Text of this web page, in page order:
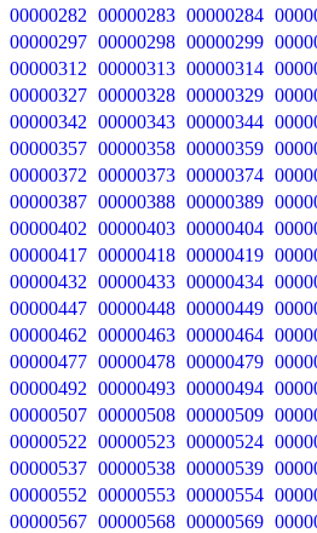
00000282 00000283 00000284
00000297 00000298 00000299
00000312 00000313 00000314
00000327 00000328 00000329
00000342 00000343 00000344
00000357 00000358 00000359
00000372 00000373 00000374
00000387 00000388 00000389
00000402 00000403 00000404
00000417 00000418 00000419
00000432 00000433 00000434
00000447 00000448 00000449
00000462 00000463 00000464
00000477 00000478 00000479
00000492 00000493 00000494
00000507 00000508 00000509
00000522 00000523 00000524
00000537 00000538 00000539
00000552 00000553 00000554
00000567 00000568 00000569